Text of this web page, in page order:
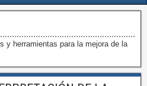
y herramientas para la mejora de la